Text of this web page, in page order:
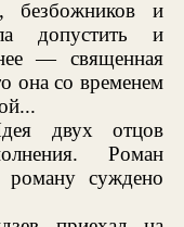
безбожников и
допустить и
— священная
она со временем
двух отцов
Роман
роману суждено